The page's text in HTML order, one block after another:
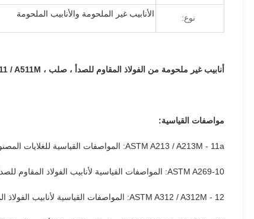
نوع: الأنابيب غير الملحومة والأنابيب الملحومة
أنابيب غير ملحومة من الفولاذ المقاوم للصدأ ، صلب ، ASTM A269 ، ASTM A312 / A312M ، ASTM A511 / A511M ، بتروكيماويات ، غاز ، بترول.
مواصفات القياسية:
ASTM A213 / A213M - 11a: المواصفات القياسية للغلايات المصنوعة من سبائك الحديد والأوستنيتي غير الملحومة وأنابيب السخان الفائق وأنابيب المبادل الحراري
ASTM A269-10: المواصفات القياسية لأنابيب الفولاذ المقاوم للصدأ الأوستنيتي غير الملحومة والملحومة للخدمة العامة
ASTM A312 / A312M - 12: المواصفات القياسية لأنابيب الفولاذ المقاوم للصدأ الأوستنيتي غير الملحومة والملحومة والتي تعمل على البارد بشدة